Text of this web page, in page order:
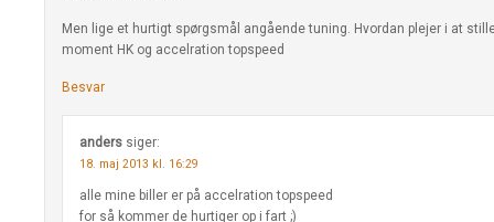
Men lige et hurtigt spørgsmål angående tuning. Hvordan plejer i at
moment HK og accelration topspeed
Besvar
anders siger:
18. maj 2013 kl. 16:29
alle mine biller er på accelration topspeed
for så kommer de hurtiger op i fart ;)